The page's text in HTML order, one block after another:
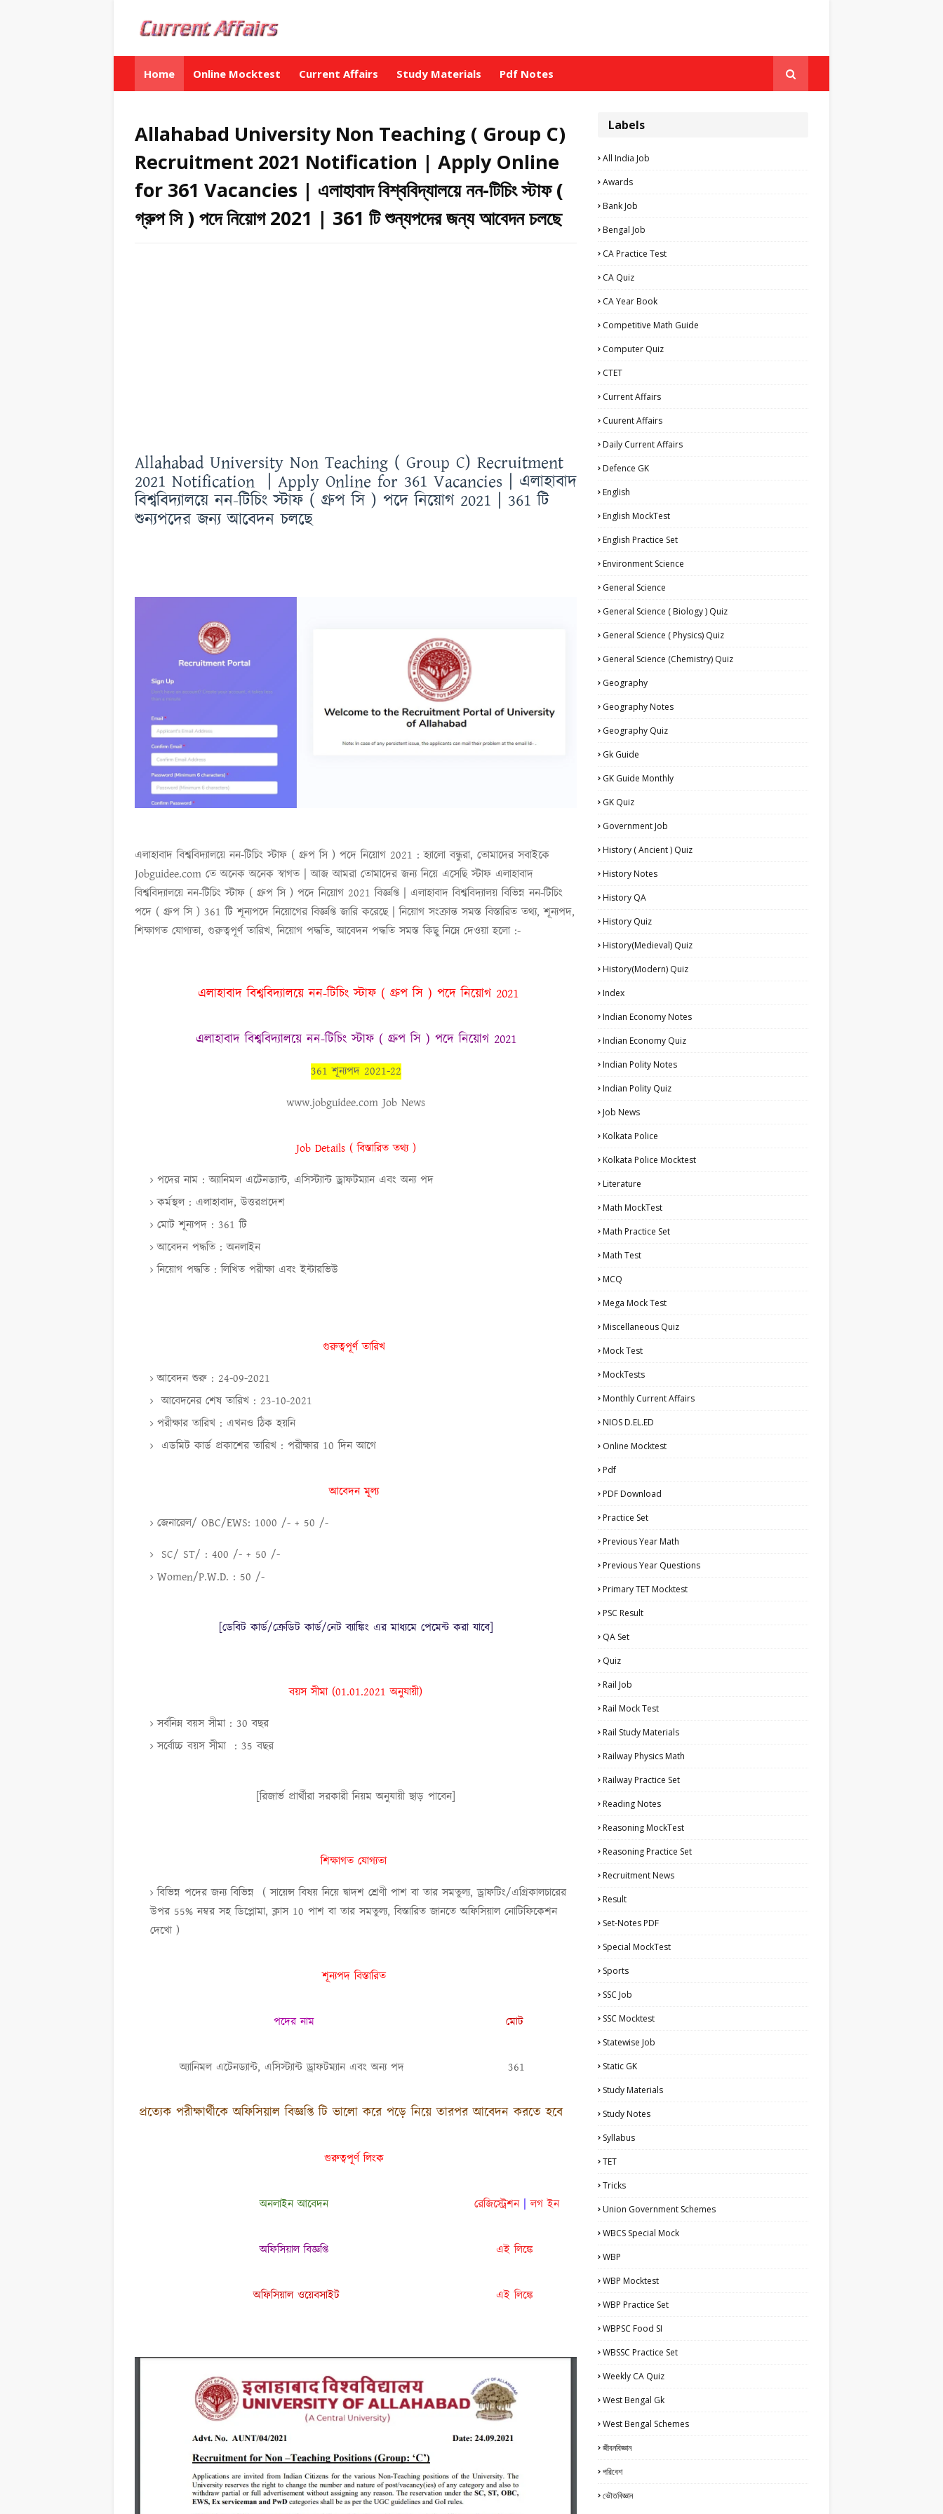
Home Online Mocktest Current Affairs Study Materials Pdf Notes
Allahabad University Non Teaching ( Group C)
Recruitment 2021 Notification | Apply Online
for 361 Vacancies | এলাহাবাদ বিশ্ববিদ্যালয়ে নন-টিচিং স্টাফ (
গ্রুপ সি ) পদে নিয়োগ 2021 | 361 টি শুন্যপদের জন্য আবেদন চলছে
Allahabad University Non Teaching ( Group C) Recruitment
2021 Notification | Apply Online for 361 Vacancies | এলাহাবাদ
বিশ্ববিদ্যালয়ে নন-টিচিং স্টাফ ( গ্রুপ সি ) পদে নিয়োগ 2021 | 361 টি
শুন্যপদের জন্য আবেদন চলছে
এলাহাবাদ বিশ্ববিদ্যালয়ে নন-টিচিং স্টাফ ( গ্রুপ সি ) পদে নিয়োগ 2021 : হ্যালো বন্ধুরা, তোমাদের সবাইকে
Jobguidee.com তে অনেক অনেক স্বাগত | আজ আমরা তোমাদের জন্য নিয়ে এসেছি স্টাফ এলাহাবাদ
বিশ্ববিদ্যালয়ে নন-টিচিং স্টাফ ( গ্রুপ সি ) পদে নিয়োগ 2021 বিজ্ঞপ্তি এলাহাবাদ বিশ্ববিদ্যালয়বিভিন্ন নন-টিচিং
পদে ( গ্রুপ সি ) 361 টি শূন্যপদে নিয়োগের বিজ্ঞপ্তি জারি করেছে |নিয়োগ সংক্রান্ত সমস্ত বিস্তারিত তথ্য, শূন্যপদ,
শিক্ষাগত যোগ্যতা, গুরুত্বপূর্ণ তারিখ, নিয়োগ পদ্ধতি, আবেদন পদ্ধতি সমস্ত কিছু নিম্নে দেওয়া হলো :-
এলাহাবাদ বিশ্ববিদ্যালয়ে নন-টিচিং স্টাফ ( গ্রুপ সি ) পদে নিয়োগ 2021
এলাহাবাদ বিশ্ববিদ্যালয়ে নন-টিচিং স্টাফ ( গ্রুপ সি ) পদে নিয়োগ 2021
361 শূন্যপদ 2021-22
www.jobguidee.com Job News
Job Details ( বিস্তারিত তথ্য )
পদের নাম : অ্যানিমল এটেনড্যান্ট, এসিস্ট্যান্ট ড্রাফটম্যান এবং অন্য পদ
কর্মস্থল : এলাহাবাদ, উত্তরপ্রদেশ
মোট শূন্যপদ : 361 টি
আবেদন পদ্ধতি : অনলাইন
নিয়োগ পদ্ধতি : লিখিত পরীক্ষা এবং ইন্টারভিউ
গুরুত্বপূর্ণ তারিখ
আবেদন শুরু : 24-09-2021
আবেদনের শেষ তারিখ : 23-10-2021
পরীক্ষার তারিখ : এখনও ঠিক হয়নি
এডমিট কার্ড প্রকাশের তারিখ : পরীক্ষার 10 দিন আগে
আবেদন মূল্য
জেনারেল/ OBC/EWS: 1000 /- + 50 /-
SC/ ST/ : 400 /- + 50 /-
Women/P.W.D. : 50 /-
[ডেবিট কার্ড/ক্রেডিট কার্ড/নেট ব্যাঙ্কিং এর মাধ্যমে পেমেন্ট করা যাবে]
বয়স সীমা (01.01.2021 অনুযায়ী)
সর্বনিম্ন বয়স সীমা : 30 বছর
সর্বোচ্চ বয়স সীমা : 35 বছর
[রিজার্ভ প্রার্থীরা সরকারী নিয়ম অনুযায়ী ছাড় পাবেন]
শিক্ষাগত যোগ্যতা
বিভিন্ন পদের জন্য বিভিন্ন ( সায়েন্স বিষয় নিয়ে দ্বাদশ শ্রেণী পাশ বা তার সমতুল্য, ড্রাফটিং/এগ্রিকালচারের
উপর 55% নম্বর সহ ডিপ্লোমা, ক্লাস 10 পাশ বা তার সমতুল্য, বিস্তারিত জানতে অফিসিয়াল নোটিফিকেশন
দেখো )
শূন্যপদ বিস্তারিত
পদের নাম মোট
অ্যানিমল এটেনড্যান্ট, এসিস্ট্যান্ট ড্রাফটম্যান এবং অন্য পদ 361
প্রত্যেক পরীক্ষার্থীকে অফিসিয়াল বিজ্ঞপ্তি টি ভালো করে পড়ে নিয়ে তারপর আবেদন করতে হবে
গুরুত্বপূর্ণ লিংক
অনলাইন আবেদন রেজিস্ট্রেশন|লগ ইন
অফিসিয়াল বিজ্ঞপ্তি এই লিঙ্কে
অফিসিয়াল ওয়েবসাইট এই লিঙ্কে
Labels
All India Job
Awards
Bank Job
Bengal Job
CA Practice Test
CA Quiz
CA Year Book
Competitive Math Guide
Computer Quiz
CTET
Current Affairs
Cuurent Affairs
Daily Current Affairs
Defence GK
English
English MockTest
English Practice Set
Environment Science
General Science
General Science ( Biology ) Quiz
General Science ( Physics) Quiz
General Science (Chemistry) Quiz
Geography
Geography Notes
Geography Quiz
Gk Guide
GK Guide Monthly
GK Quiz
Government Job
History ( Ancient ) Quiz
History Notes
History QA
History Quiz
History(Medieval) Quiz
History(Modern) Quiz
Index
Indian Economy Notes
Indian Economy Quiz
Indian Polity Notes
Indian Polity Quiz
Job News
Kolkata Police
Kolkata Police Mocktest
Literature
Math MockTest
Math Practice Set
Math Test
MCQ
Mega Mock Test
Miscellaneous Quiz
Mock Test
MockTests
Monthly Current Affairs
NIOS D.EL.ED
Online Mocktest
Pdf
PDF Download
Practice Set
Previous Year Math
Previous Year Questions
Primary TET Mocktest
PSC Result
QA Set
Quiz
Rail Job
Rail Mock Test
Rail Study Materials
Railway Physics Math
Railway Practice Set
Reading Notes
Reasoning MockTest
Reasoning Practice Set
Recruitment News
Result
Set-Notes PDF
Special MockTest
Sports
SSC Job
SSC Mocktest
Statewise Job
Static GK
Study Materials
Study Notes
Syllabus
TET
Tricks
Union Government Schemes
WBCS Special Mock
WBP
WBP Mocktest
WBP Practice Set
WBPSC Food SI
WBSSC Practice Set
Weekly CA Quiz
West Bengal Gk
West Bengal Schemes
জীবনবিজ্ঞান
পরিবেশ
ভৌতবিজ্ঞান